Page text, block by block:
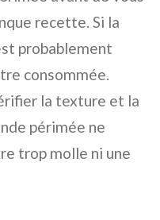
recette. Si la
probablement
consommée.
la texture et la
périmée ne
trop molle ni une